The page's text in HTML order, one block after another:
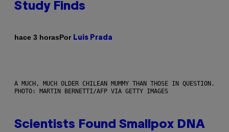
Study Finds
hace 3 horasPor Luis Prada
A MUCH, MUCH OLDER CHILEAN MUMMY THAN THOSE IN QUESTION.
PHOTO: MARTIN BERNETTI/AFP VIA GETTY IMAGES
Scientists Found Smallpox DNA